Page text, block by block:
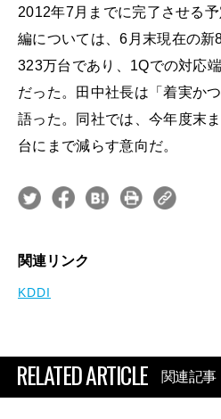
2012年7月までに完了させる
編については、6月末現在の新
323万台であり、1Qでの対応
だった。田中社長は「着実か
語った。同社では、今年度末
台にまで減らす意向だ。
関連リンク
KDDI
RELATED ARTICLE 関連記事